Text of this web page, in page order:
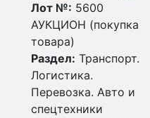
Лот №: 5600
АУКЦИОН (покупка
товара)
Раздел: Транспорт.
Логистика.
Перевозка. Авто и
спецтехники